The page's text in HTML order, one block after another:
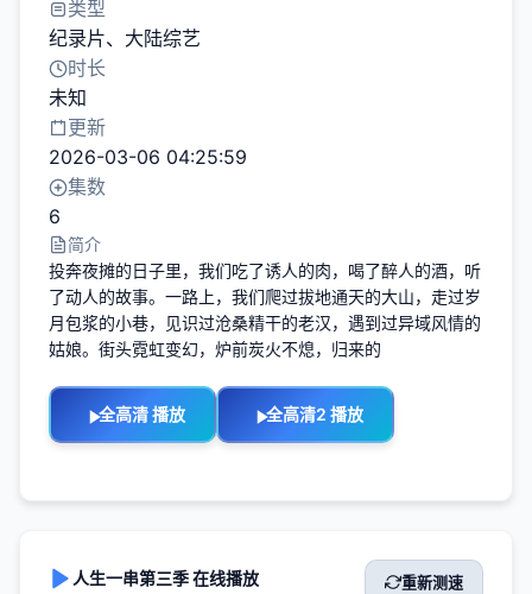
类型
纪录片、 大陆综艺
时长
未知
更新
2026-03-06 04:25:59
集数
6
简介
投奔夜摊的日子里，我们吃了诱人的肉，喝了醉人的酒，听
了动人的故事。一路上，我们爬过拔地通天的大山，走过岁
月包浆的小巷，见识过沧桑精干的老汉，遇到过异域风情的
姑娘。街头霓虹变幻，炉前炭火不熄，归来的
全高清 播放 全高清2 播放
人生一串第三季 在线播放 重新测速